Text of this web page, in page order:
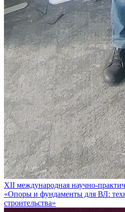
XII международная научно-
«Опоры и фундаменты для ВЛ:
строительства»